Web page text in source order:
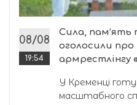
08/08
19:54
Сила, пам’ять
оголосили про
армрестлінгу
У Кременці
масштабного